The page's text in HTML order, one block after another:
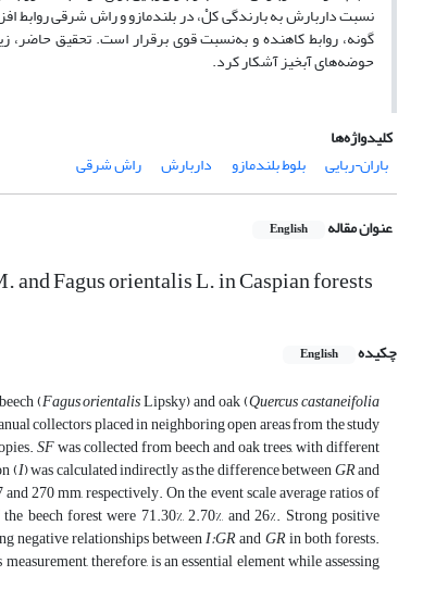
نسبت داربارش به بارندگی کل‏ْ‏، در بلندمازو و راش شرقی روابط
گونه، روابط کاهنده و به‌نسبت قوی برقرار است. تحقیق حاضر،
حوضه‌های آبخیز آشکار کرد.
کلیدواژه‌ها
باران¬ربایی
بلوط بلندمازو‏‏‏ داربارش راش شرقی
عنوان مقاله English
Fagus orientalis L. in Caspian forests
چکیده English
(Fagus orientalisLipsky) and oak (Quercus castaneifolia
collectors placed in neighboring open areas from the study
SFwas collected from beech and oak trees, with different
(I) was calculated indirectly as the difference betweenGRand
270 mm, respectively. On the event scale average ratios of
beech forest were 71.30%, 2.70%, and 26%. Strong positive
negative relationships betweenI:GRandGRin both forests.
therefore, is an essential element while assessing